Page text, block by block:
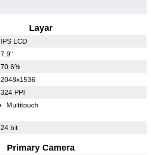
Layar
IPS LCD
7.9"
70.6%
2048x1536
324 PPI
Multitouch
24 bit
Primary Camera